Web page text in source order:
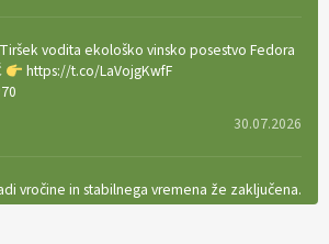
vodita ekološko vinsko posestvo Fedora
https://t.co/LaVojgKwfF
30.07.2026
vročine in stabilnega vremena že zaključena.
https://t.co/TtKoOF5ENS